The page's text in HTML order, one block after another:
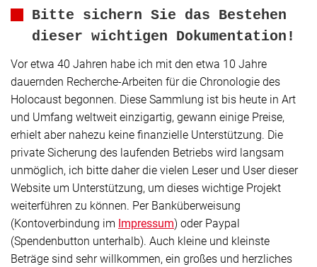
Bitte sichern Sie das Bestehen
dieser wichtigen Dokumentation!
Vor etwa 40 Jahren habe ich mit den etwa 10 Jahre
dauernden Recherche-Arbeiten für die Chronologie des
Holocaust begonnen. Diese Sammlung ist bis heute in Art
und Umfang weltweit einzigartig, gewann einige Preise,
erhielt aber nahezu keine finanzielle Unterstützung. Die
private Sicherung des laufenden Betriebs wird langsam
unmöglich, ich bitte daher die vielen Leser und User dieser
Website um Unterstützung, um dieses wichtige Projekt
weiterführen zu können. Per Banküberweisung
(Kontoverbindung im Impressum) oder Paypal
(Spendenbutton unterhalb). Auch kleine und kleinste
Beträge sind sehr willkommen, ein großes und herzliches